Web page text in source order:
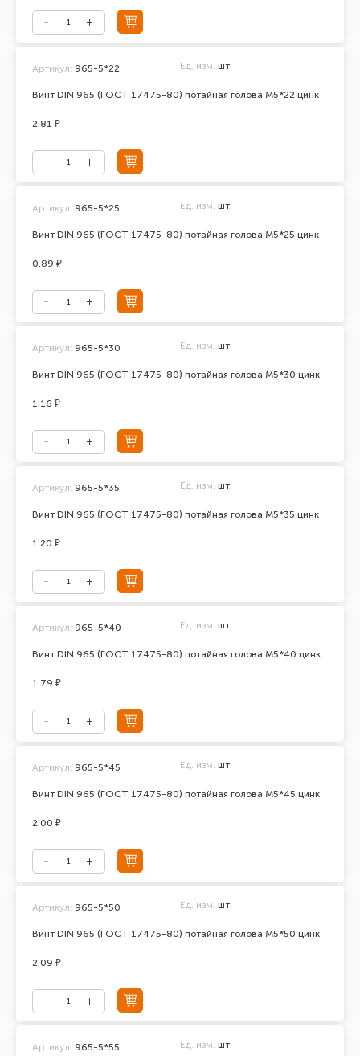
Винт DIN 965 (ГОСТ 17475-80) потайная голова М5*22 цинк
Артикул: 965-5*22 Ед. изм. шт.
2.81 ₽
Винт DIN 965 (ГОСТ 17475-80) потайная голова М5*25 цинк
Артикул: 965-5*25 Ед. изм. шт.
0.89 ₽
Винт DIN 965 (ГОСТ 17475-80) потайная голова М5*30 цинк
Артикул: 965-5*30 Ед. изм. шт.
1.16 ₽
Винт DIN 965 (ГОСТ 17475-80) потайная голова М5*35 цинк
Артикул: 965-5*35 Ед. изм. шт.
1.20 ₽
Винт DIN 965 (ГОСТ 17475-80) потайная голова М5*40 цинк
Артикул: 965-5*40 Ед. изм. шт.
1.79 ₽
Винт DIN 965 (ГОСТ 17475-80) потайная голова М5*45 цинк
Артикул: 965-5*45 Ед. изм. шт.
2.00 ₽
Винт DIN 965 (ГОСТ 17475-80) потайная голова М5*50 цинк
Артикул: 965-5*50 Ед. изм. шт.
2.09 ₽
Артикул: 965-5*55 Ед. изм. шт.